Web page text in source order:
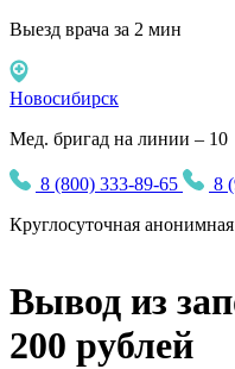
Выезд врача за 2 мин
Новосибирск
Мед. бригад на линии – 10
8 (800) 333-89-65
8
Круглосуточная анонимная
Вывод из
200 рублей